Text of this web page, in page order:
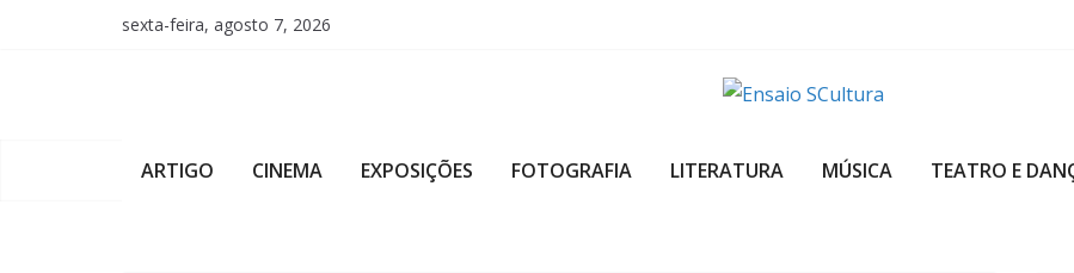
sexta-feira, agosto 7, 2026
e
ARTIGO CINEMA EXPOSIÇÕES FOTOGRAFIA LITERATURA MÚSICA TEATRO E